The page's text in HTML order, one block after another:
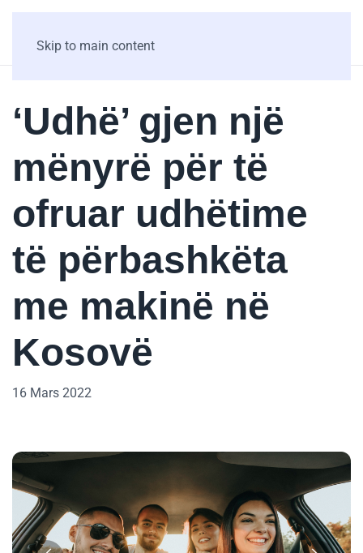
Skip to main content
‘Udhë’ gjen një
mënyrë për të
ofruar udhëtime
të përbashkëta
me makinë në
Kosovë
16 Mars 2022